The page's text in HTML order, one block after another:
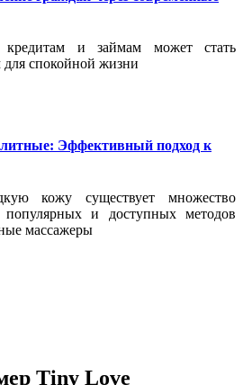
кредитам и займам может стать
для спокойной жизни
Эффективный подход к
кожу существует множество
и доступных методов
массажеры
Tiny Love